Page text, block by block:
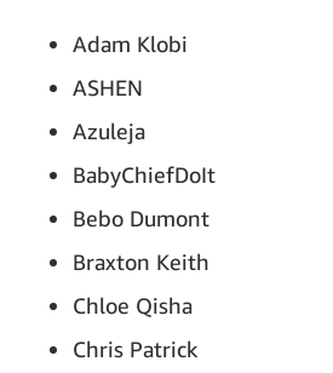
Adam Klobi
ASHEN
Azuleja
BabyChiefDoIt
Bebo Dumont
Braxton Keith
Chloe Qisha
Chris Patrick